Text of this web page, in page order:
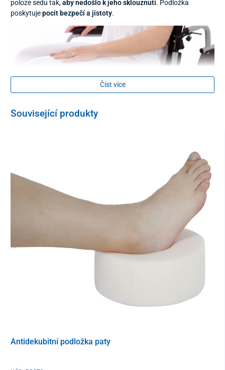
poloze sedu tak,aby nedošlo k jeho sklouznutí. Podložka
poskytujepocit bezpečí a jistoty.
Antidekubitní polštář kombinuje dvě základní vrstvy materiálů.
Vnitřek obsahuje vrstvu se
, který pomáhá
předcházet vzniku dekubitů (proleženin)
. Gel rovnoměrně
rozkládá hmotnost pacienta při sezení,zlepšuje prokrvení
snižuje teplotu
a nadměrné vlhkosti
kůže, což je jedním z rizikových faktorů vzniku dekubitů.
Druhou částí sedačky proti dekubitům jeprodyšná paměťová
tělesné teplotě pacienta, výsledkem čehož je
Číst více
Související produkty
Antidekubitní podložka paty